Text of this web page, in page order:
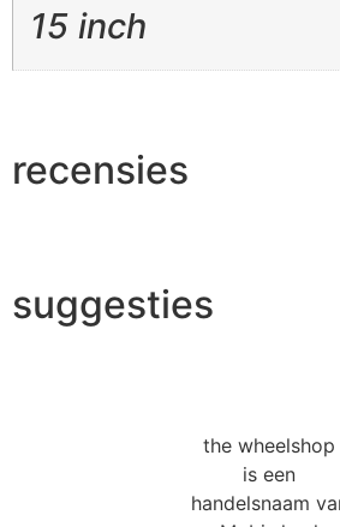
15 inch
recensies
suggesties
the wheelshop
is een
handelsnaam